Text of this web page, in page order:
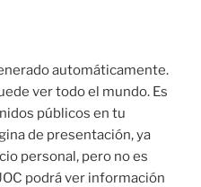
automáticamente.
ver todo el mundo. Es
públicos en tu
de presentación, ya
personal, pero no es
podrá ver información